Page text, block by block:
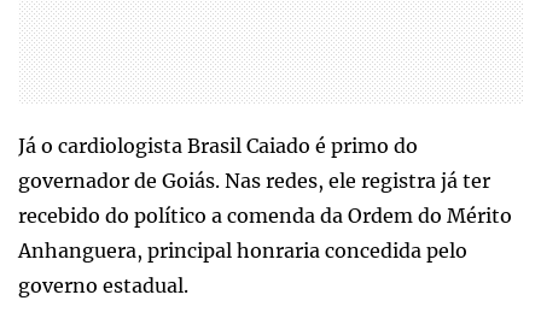
Já o cardiologista Brasil Caiado é primo do
governador de Goiás. Nas redes, ele registra já ter
recebido do político a comenda da Ordem do Mérito
Anhanguera, principal honraria concedida pelo
governo estadual.